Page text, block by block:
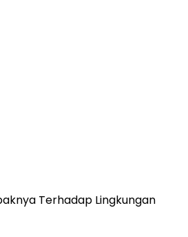
Terhadap Lingkungan